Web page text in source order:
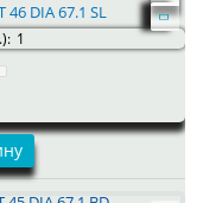
46 DIA 67.1 SL
1